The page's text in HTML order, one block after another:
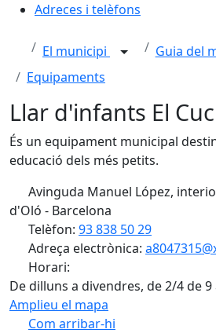
Adreces i telèfons
El municipi
Guia del
Equipaments
Llar d'infants El Cuc
És un equipament municipal
educació dels més petits.
Avinguda Manuel López,
d'Oló - Barcelona
Telèfon: 93 838 50 29
Adreça electrònica:
Horari:
De dilluns a divendres, de 2/4 de
Amplieu el mapa
Com arribar-hi